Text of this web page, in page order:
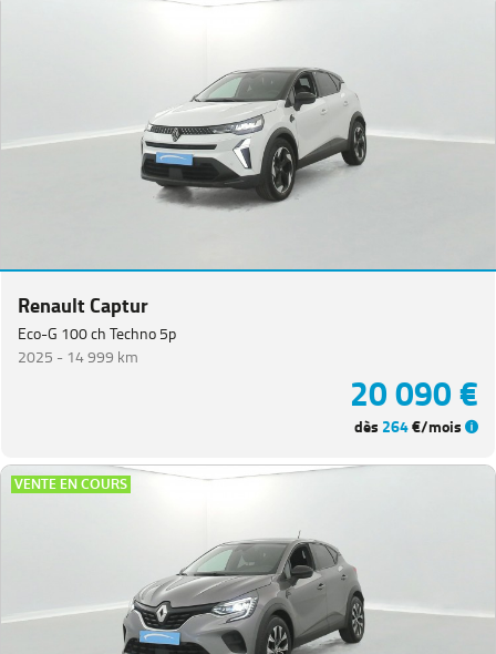
Renault Captur
Eco-G 100 ch Techno 5p
2025 - 14 999 km
20 090 €
dès 264€/mois
VENTE EN COURS